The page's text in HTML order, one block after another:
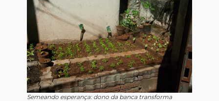
Semeando esperança: dono da banca transforma